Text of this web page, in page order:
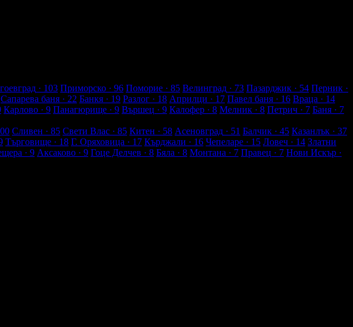
· 103 Приморско · 96 Поморие · 85 Велинград · 73 Пазарджик · 54 Перник ·
Сапарева баня · 22 Банкя · 19 Разлог · 18 Априлци · 17 Павел баня · 16 Враца · 14
Карлово · 9 Панагюрище · 9 Вършец · 9 Калофер · 8 Мелник · 8 Петрич · 7 Баня · 7
Сливен · 85 Свети Влас · 85 Китен · 58 Асеновград · 51 Балчик · 45 Казанлък · 37
Търговище · 18 Г. Оряховица · 17 Кърджали · 16 Чепеларе · 15 Ловеч · 14 Златни
· 9 Аксаково · 9 Гоце Делчев · 8 Бяла · 8 Монтана · 7 Правец · 7 Нови Искър ·